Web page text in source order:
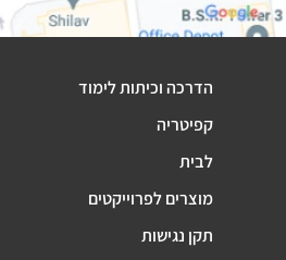
הדרכה וכיתות לימוד
קפיטריה
לבית
מוצרים לפרוייקטים
תקן נגישות